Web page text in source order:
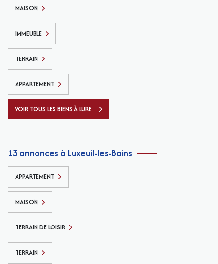
MAISON
IMMEUBLE
TERRAIN
APPARTEMENT
VOIR TOUS LES BIENS À LURE
13 annonces à Luxeuil-les-Bains
APPARTEMENT
MAISON
TERRAIN DE LOISIR
TERRAIN